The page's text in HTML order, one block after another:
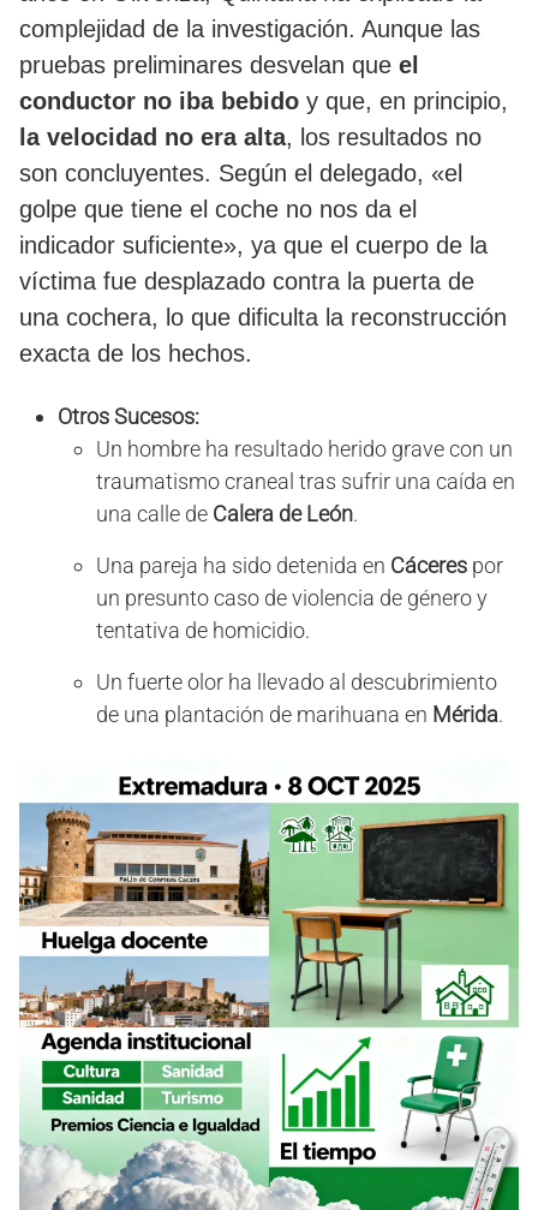
complejidad de la investigación. Aunque las
pruebas preliminares desvelan que el
conductor no iba bebido y que, en principio,
la velocidad no era alta, los resultados no
son concluyentes. Según el delegado, «el
golpe que tiene el coche no nos da el
indicador suficiente», ya que el cuerpo de la
víctima fue desplazado contra la puerta de
una cochera, lo que dificulta la reconstrucción
exacta de los hechos.
Otros Sucesos:
Un hombre ha resultado herido grave con un
traumatismo craneal tras sufrir una caída en
una calle de Calera de León.
Una pareja ha sido detenida en Cáceres por
un presunto caso de violencia de género y
tentativa de homicidio.
Un fuerte olor ha llevado al descubrimiento
de una plantación de marihuana en Mérida.